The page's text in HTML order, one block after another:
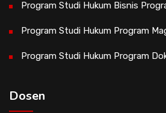
Program Studi Hukum Bisnis
Program Studi Hukum Program
Program Studi Hukum Program
Dosen